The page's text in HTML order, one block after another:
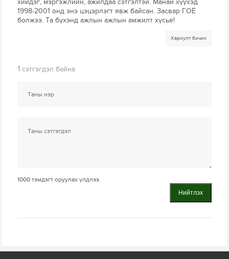
хийдэг, мэргэжлийн, ажилдаа сэтгэлтэй. Манай хүүхэд
1998-2001 онд энэ цэцэрлэгт явж байсан. Засвар ГОЁ
болжээ. Та бүхэнд ажлын ажлын амжилт хүсье!
Хариулт бичих
1 сэтгэгдэл байна
1000 тэмдэгт оруулах үлдлээ.
Нийтлэх